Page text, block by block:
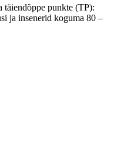
täiendõppe punkte (TP):
ja insenerid koguma 80 –